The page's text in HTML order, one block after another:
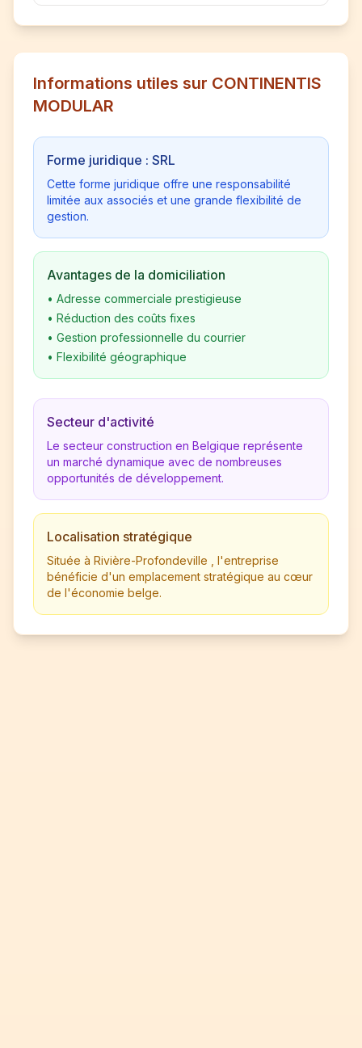
Informations utiles sur CONTINENTIS
MODULAR
Forme juridique : SRL
Cette forme juridique offre une responsabilité
limitée aux associés et une grande flexibilité de
gestion.
Avantages de la domiciliation
• Adresse commerciale prestigieuse
• Réduction des coûts fixes
• Gestion professionnelle du courrier
• Flexibilité géographique
Secteur d'activité
Le secteur construction en Belgique représente
un marché dynamique avec de nombreuses
opportunités de développement.
Localisation stratégique
Située à Rivière-Profondeville , l'entreprise
bénéficie d'un emplacement stratégique au cœur
de l'économie belge.